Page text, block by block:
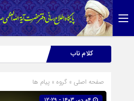
کلام ناب
صفحه اصلی » گروه » پیام ها